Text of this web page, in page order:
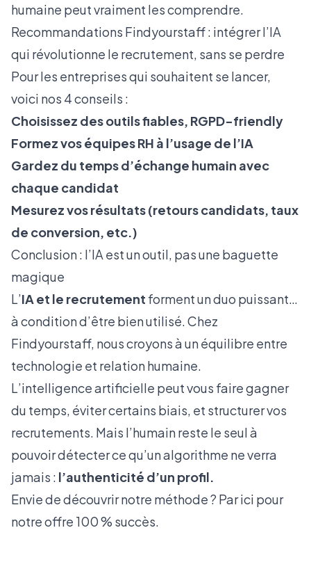
humaine peut vraiment les comprendre.
Recommandations Findyourstaff : intégrer l’IA
qui révolutionne le recrutement, sans se perdre
Pour les entreprises qui souhaitent se lancer,
voici nos 4 conseils :
Choisissez des outils fiables, RGPD-friendly
Formez vos équipes RH à l’usage de l’IA
Gardez du temps d’échange humain avec
chaque candidat
Mesurez vos résultats (retours candidats, taux
de conversion, etc.)
Conclusion : l’IA est un outil, pas une baguette
magique
L’IA et le recrutement forment un duo puissant…
à condition d’être bien utilisé. Chez
Findyourstaff, nous croyons à un équilibre entre
technologie et relation humaine.
L’intelligence artificielle peut vous faire gagner
du temps, éviter certains biais, et structurer vos
recrutements. Mais l’humain reste le seul à
pouvoir détecter ce qu’un algorithme ne verra
jamais : l’authenticité d’un profil.
Envie de découvrir notre méthode ? Par ici pour
notre offre 100 % succès.